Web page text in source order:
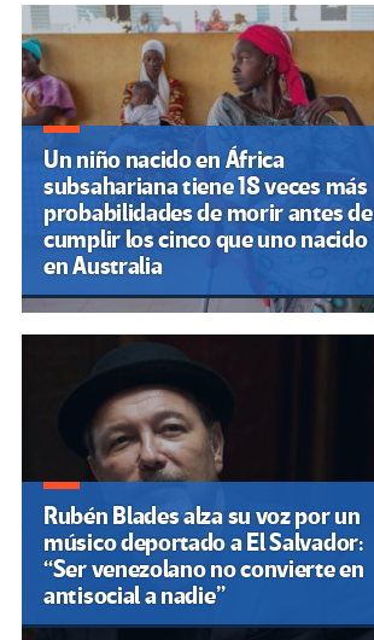
Un niño nacido en África
subsahariana tiene 18 veces más
probabilidades de morir antes de
cumplir los cinco que uno nacido
en Australia
Rubén Blades alza su voz por un
músico deportado a El Salvador:
“Ser venezolano no convierte en
antisocial a nadie”